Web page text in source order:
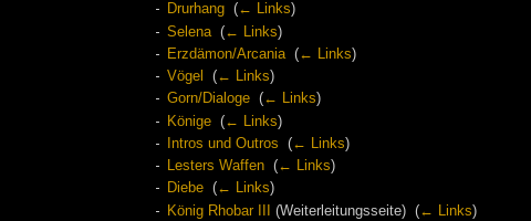
Drurhang‎ (← Links)
Selena‎ (← Links)
Erzdämon/Arcania‎ (← Links)
Vögel
(← Links)
Gorn/Dialoge‎ (← Links)
Könige‎ (← Links)
Intros und Outros
(← Links)
Lesters Waffen‎ (← Links)
Diebe‎ (← Links)
König Rhobar III
(Weiterleitungsseite) ‎ (← Links)